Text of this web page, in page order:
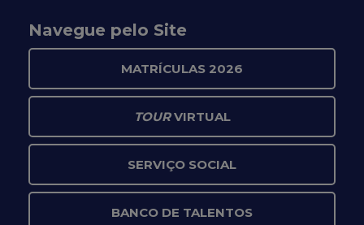
Navegue pelo Site
MATRÍCULAS 2026
TOURVIRTUAL
SERVIÇO SOCIAL
BANCO DE TALENTOS